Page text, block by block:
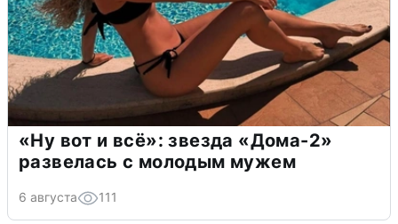
«Ну вот и всё»: звезда «Дома-2»
развелась с молодым мужем
6 августа 111